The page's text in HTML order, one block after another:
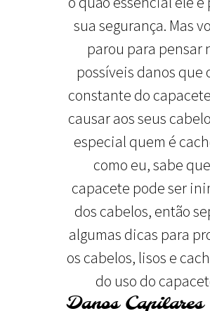
sua segurança. Mas
parou para pensar
possíveis danos que
constante do
causar aos seus
especial quem é
como eu, sabe
capacete pode ser
dos cabelos, então
algumas dicas para
os cabelos, lisos e
do uso do
Danos Capilares